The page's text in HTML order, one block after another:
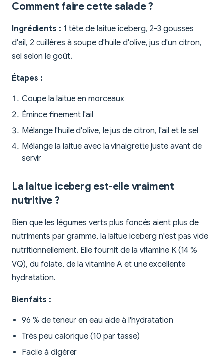
Comment faire cette salade ?
Ingrédients : 1 tête de laitue iceberg, 2-3 gousses
d'ail, 2 cuillères à soupe d'huile d'olive, jus d'un citron,
sel selon le goût.
Étapes :
Coupe la laitue en morceaux
Émince finement l'ail
Mélange l'huile d'olive, le jus de citron, l'ail et le sel
Mélange la laitue avec la vinaigrette juste avant de
servir
La laitue iceberg est-elle vraiment
nutritive ?
Bien que les légumes verts plus foncés aient plus de
nutriments par gramme, la laitue iceberg n'est pas vide
nutritionnellement. Elle fournit de la vitamine K (14 %
VQ), du folate, de la vitamine A et une excellente
hydratation.
Bienfaits :
96 % de teneur en eau aide à l'hydratation
Très peu calorique (10 par tasse)
Facile à digérer